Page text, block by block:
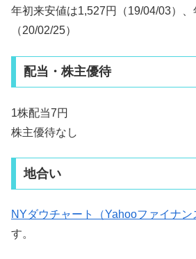
年初来安値は1,527円（19/04/03）
（20/02/25）
配当・株主優待
1株配当7円
株主優待なし
地合い
NYダウチャート（Yahooファイナン
す。